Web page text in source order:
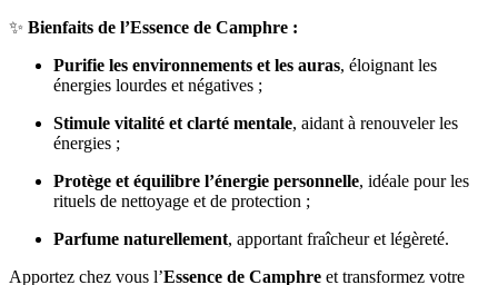
✨ Bienfaits de l’Essence de Camphre :
Purifie les environnements et les auras, éloignant les
énergies lourdes et négatives ;
Stimule vitalité et clarté mentale, aidant à renouveler les
énergies ;
Protège et équilibre l’énergie personnelle, idéale pour les
rituels de nettoyage et de protection ;
Parfume naturellement, apportant fraîcheur et légèreté.
Apportez chez vous l’Essence de Camphre et transformez votre